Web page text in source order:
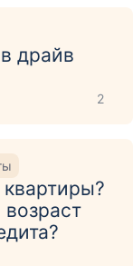
драйв
2
квартиры?